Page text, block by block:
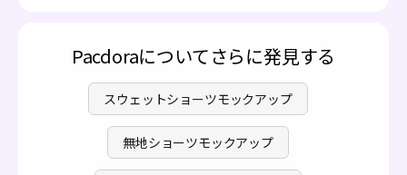
Pacdoraについてさらに発見する
スウェットショーツモックアップ
無地ショーツモックアップ